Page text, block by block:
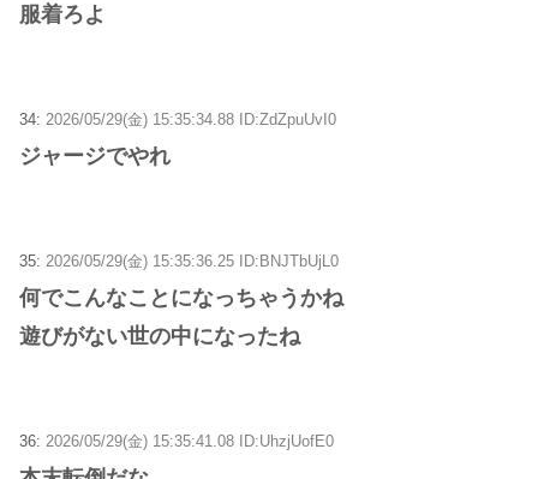
服着ろよ
34: 2026/05/29(金) 15:35:34.88 ID:ZdZpuUvI0
ジャージでやれ
35: 2026/05/29(金) 15:35:36.25 ID:BNJTbUjL0
何でこんなことになっちゃうかね
遊びがない世の中になったね
36: 2026/05/29(金) 15:35:41.08 ID:UhzjUofE0